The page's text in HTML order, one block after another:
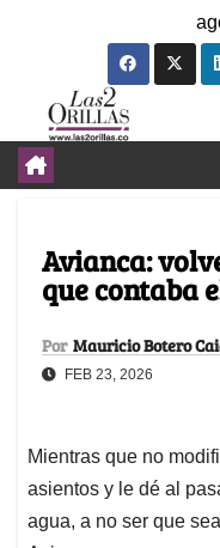
Avianca:
que contaba
Por Mauricio Botero
FEB 23, 2026
Mientras que no
asientos y le dé al
agua, a no ser que